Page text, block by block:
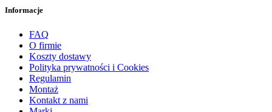
Informacje
FAQ
O firmie
Koszty dostawy
Polityka prywatności i Cookies
Regulamin
Montaż
Kontakt z nami